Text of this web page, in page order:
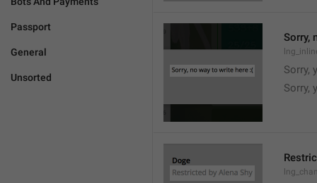
Passport
General
Unsorted
Sorry,
Sorry,
Sorry,